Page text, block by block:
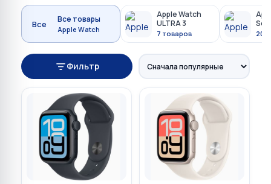
Все Все товары
Apple Watch
Apple Watch
ULTRA 3
7 товаров 20
Фильтр